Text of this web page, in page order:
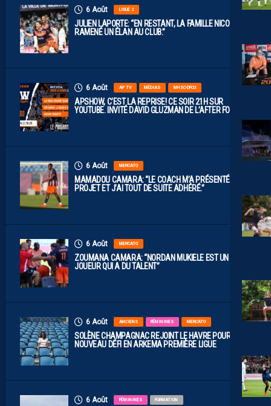
6 Août LIGUE 2
JULIEN LAPORTE: “EN RESTANT, LA FAMILLE NICOLLIN A
RAMENÉ UN ÉLAN AU CLUB.”
6 Août AP TV MÉDIAS MHSC-DFCO
APSHOW, C’EST LA REPRISE! CE SOIR 21H SUR
YOUTUBE. INVITÉ DAVID GLUZMAN DE L’AFTER FOOT.
6 Août MERCATO
MAMADOU CAMARA: “LE COACH M’A PRÉSENTÉ LE
PROJET ET J’AI TOUT DE SUITE ADHÉRÉ.”
6 Août MERCATO
ZOUMANA CAMARA: “NORDAN MUKIELE EST UN
JOUEUR QUI A DU TALENT”
6 Août ANCIENS FÉMININES MERCATO
SOLÈNE CHAMPAGNAC REJOINT LE HAVRE POUR UN
NOUVEAU DÉFI EN ARKEMA PREMIÈRE LIGUE
6 Août FÉMININES FORMATION